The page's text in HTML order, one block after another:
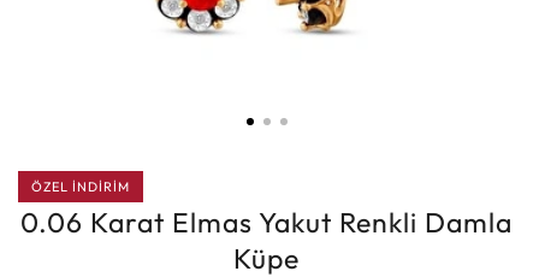
ÖZEL İNDİRİM
0.06 Karat Elmas Yakut Renkli Damla
Küpe